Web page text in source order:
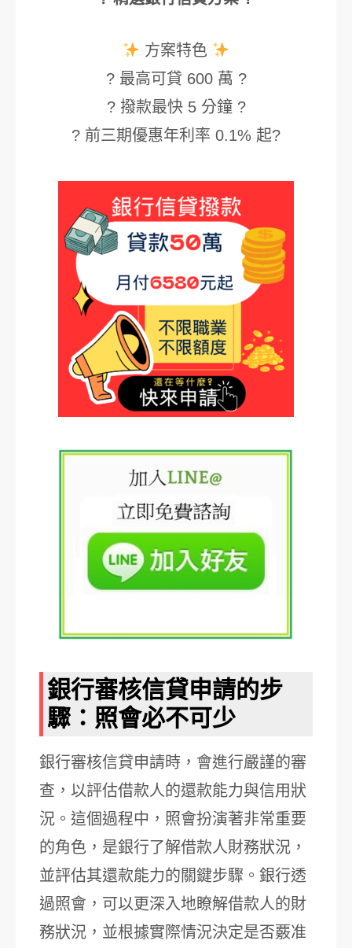
方案特色
? 最高可貸 600 萬 ?
? 撥款最快 5 分鐘 ?
? 前三期優惠年利率 0.1% 起?
銀行審核信貸申請的步
驟：照會必不可少
銀行審核信貸申請時，會進行嚴謹的審
查，以評估借款人的還款能力與信用狀
況。這個過程中，照會扮演著非常重要
的角色，是銀行了解借款人財務狀況，
並評估其還款能力的關鍵步驟。銀行透
過照會，可以更深入地瞭解借款人的財
務狀況，並根據實際情況決定是否覈准